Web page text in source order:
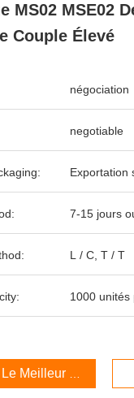
MS02 MSE02
Couple Élevé
négociation
negotiable
Exportation
7-15 jours
L / C, T / T
1000 unités
Meilleur Prix